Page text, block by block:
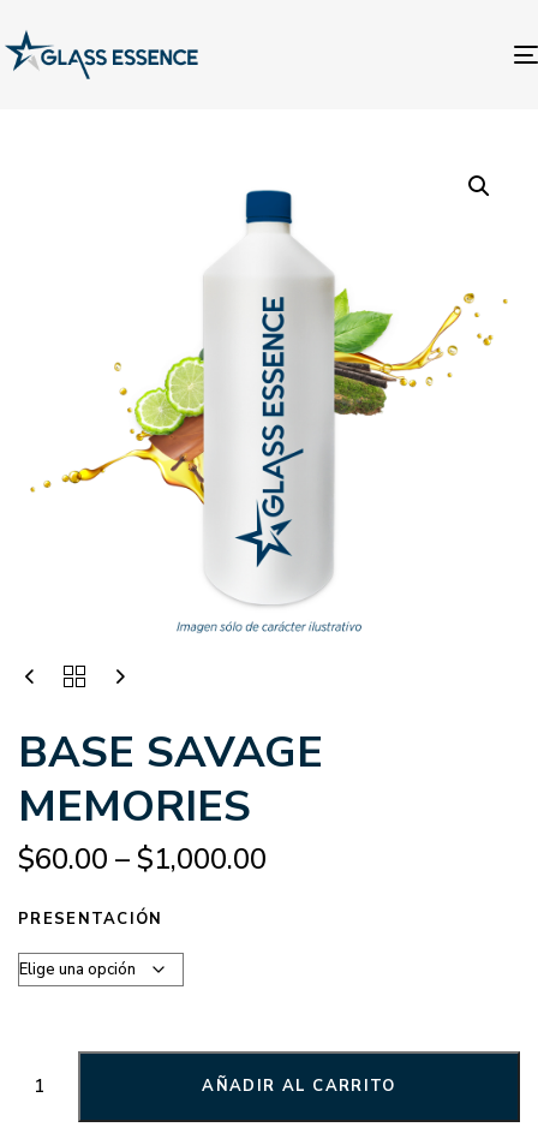
BASE SAVAGE
MEMORIES
$60.00 –$1,000.00
PRESENTACIÓN
AÑADIR AL CARRITO